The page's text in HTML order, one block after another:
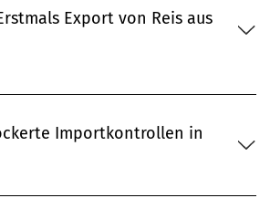
Export von Reis aus
Importkontrollen in